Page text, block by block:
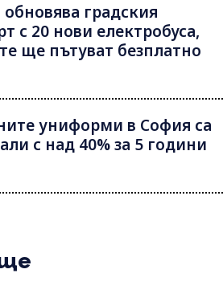
градския
с 20 нови електробуса,
ще пътуват безплатно
униформи в София са
с над 40% за 5 години